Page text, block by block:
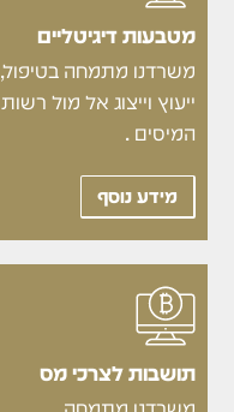
מטבעות דיגיטליים
משרדנו מתמחה בטיפול,
ייעוץ וייצוג אל מול רשות
המיסים .
מידע נוסף
תושבות לצרכי מס